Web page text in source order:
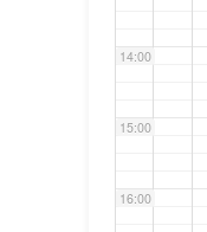
14:00
15:00
16:00